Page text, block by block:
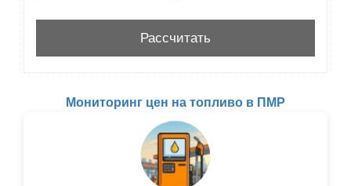
Мониторинг цен на топливо в ПМР